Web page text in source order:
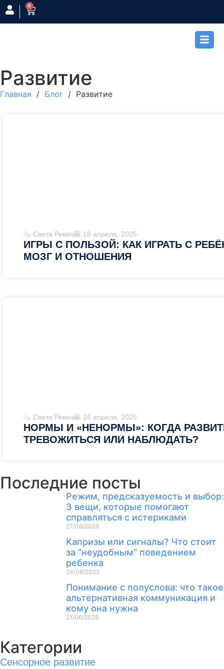
0
Развитие
Главная / Блог / Развитие
Света Ревич 18 апреля, 2025
ИГРЫ С ПОЛЬЗОЙ: КАК ИГРАТЬ С
МОЗГ И ОТНОШЕНИЯ
Света Ревич 16 апреля, 2025
НОРМЫ И «НЕНОРМЫ»: КОГДА
ТРЕВОЖИТЬСЯ ИЛИ НАБЛЮДАТЬ?
Последние посты
Режим, предсказуемость и выбор:
3 вещи, которые помогают
справляться с истериками
27/06/2025
Капризы или сигналы? Что стоит
за “неудобным” поведением
ребенка
24/06/2025
Понимание с полуслова: что такое
альтернативная коммуникация и
кому она нужна
21/06/2025
Категории
Сенсорное развитие